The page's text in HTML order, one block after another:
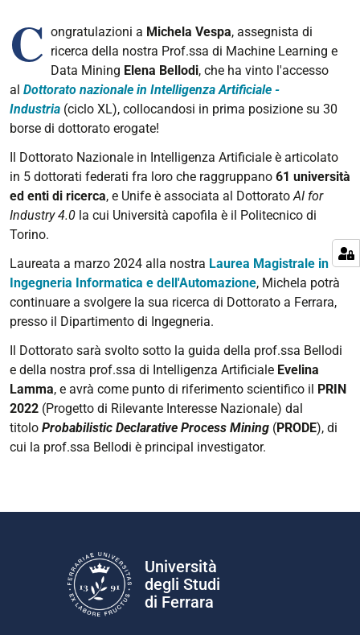
C ongratulazioni a Michela Vespa, assegnista di
ricerca della nostra Prof.ssa di Machine Learning e
Data Mining Elena Bellodi, che ha vinto l'accesso
al Dottorato nazionale in Intelligenza Artificiale -
Industria (ciclo XL), collocandosi in prima posizione su 30
borse di dottorato erogate!
Il Dottorato Nazionale in Intelligenza Artificiale è articolato
in 5 dottorati federati fra loro che raggruppano 61 università
ed enti di ricerca, e Unife è associata al Dottorato AI for
Industry 4.0 la cui Università capofila è il Politecnico di
Torino.
Laureata a marzo 2024 alla nostra Laurea Magistrale in
Ingegneria Informatica e dell'Automazione, Michela potrà
continuare a svolgere la sua ricerca di Dottorato a Ferrara,
presso il Dipartimento di Ingegneria.
Il Dottorato sarà svolto sotto la guida della prof.ssa Bellodi
e della nostra prof.ssa di Intelligenza Artificiale Evelina
Lamma, e avrà come punto di riferimento scientifico il PRIN
2022 (Progetto di Rilevante Interesse Nazionale) dal
titolo Probabilistic Declarative Process Mining (PRODE), di
cui la prof.ssa Bellodi è principal investigator.
Università
degli Studi
di Ferrara